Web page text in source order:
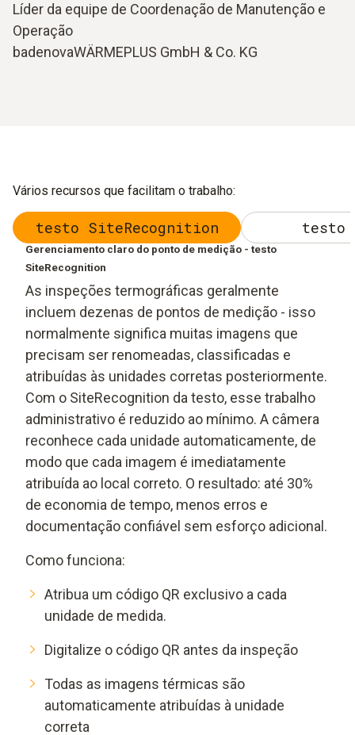
Líder da equipe de Coordenação de Manutenção e
Operação
badenovaWÄRMEPLUS GmbH & Co. KG
Vários recursos que facilitam o trabalho:
testo SiteRecognition testo
Gerenciamento claro do ponto de medição - testo
SiteRecognition
As inspeções termográficas geralmente
incluem dezenas de pontos de medição - isso
normalmente significa muitas imagens que
precisam ser renomeadas, classificadas e
atribuídas às unidades corretas posteriormente.
Com o SiteRecognition da testo, esse trabalho
administrativo é reduzido ao mínimo. A câmera
reconhece cada unidade automaticamente, de
modo que cada imagem é imediatamente
atribuída ao local correto. O resultado: até 30%
de economia de tempo, menos erros e
documentação confiável sem esforço adicional.
Como funciona:
Atribua um código QR exclusivo a cada
unidade de medida.
Digitalize o código QR antes da inspeção
Todas as imagens térmicas são
automaticamente atribuídas à unidade
correta